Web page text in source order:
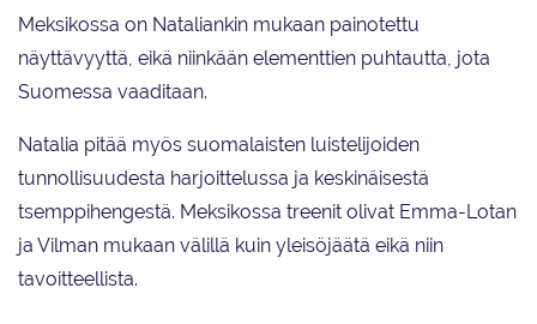
Meksikossa on Nataliankin mukaan painotettu
näyttävyyttä, eikä niinkään elementtien puhtautta, jota
Suomessa vaaditaan.
Natalia pitää myös suomalaisten luistelijoiden
tunnollisuudesta harjoittelussa ja keskinäisestä
tsemppihengestä. Meksikossa treenit olivat Emma-Lotan
ja Vilman mukaan välillä kuin yleisöjäätä eikä niin
tavoitteellista.